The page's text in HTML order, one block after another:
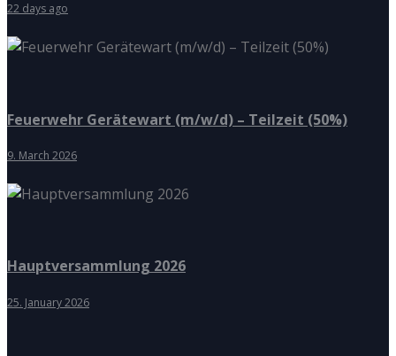
22 days ago
Feuerwehr Gerätewart (m/w/d) – Teilzeit (50%)
9. March 2026
Hauptversammlung 2026
25. January 2026